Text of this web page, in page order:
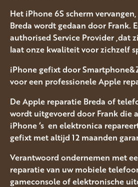
Het iPhone 6S scherm
Breda wordt gedaan door Frank.
authorised Service Provider ,dat
laat onze kwaliteit voor zichzelf
iPhone gefixt door
voor een professionele Apple
De Apple reparatie Breda of
wordt uitgevoerd door Frank die
iPhone ‘s en elektronica
gefixt met altijd 12 maanden
Verantwoord ondernemen met
reparatie van uw mobiele
gameconsole of elektronische